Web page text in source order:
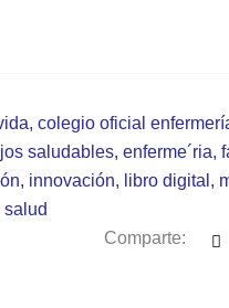
, colegio oficial
saludables, enferme´ria,
, innovación, libro digital ,
salud
Comparte: